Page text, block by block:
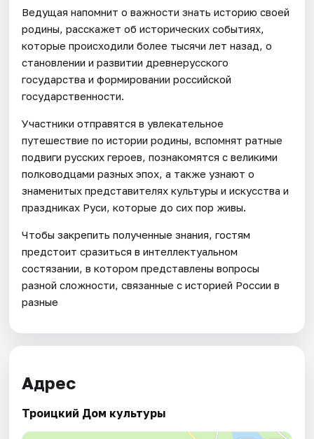
Ведущая напомнит о важности знать историю своей
родины, расскажет об исторических событиях,
которые происходили более тысячи лет назад, о
становлении и развитии древнерусского
государства и формировании российской
государственности.
Участники отправятся в увлекательное
путешествие по истории родины, вспомнят ратные
подвиги русских героев, познакомятся с великими
полководцами разных эпох, а также узнают о
знаменитых представителях культуры и искусства и
праздниках Руси, которые до сих пор живы.
Чтобы закрепить полученные знания, гостям
предстоит сразиться в интеллектуальном
состязании, в котором представлены вопросы
разной сложности, связанные с историей России в
разные
Адрес
Троицкий Дом культуры